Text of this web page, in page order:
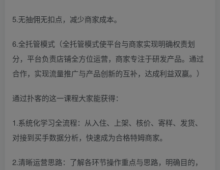
5.无抽佣无扣点，减少商家成本。
6.全托管模式（全托管模式使平台与商家实现明确权责划
分，平台负责店铺全方位运营，商家专注于研发产品。通过
合作，实现流量推广与产品创新的互补，达成利益双赢。）
通过扑客的这一课程大家能获得：
1.系统化学习全流程：从入住、上架、核价、寄样、发货、
对接到买手数据分析，快速成为合格特姆商家。
2.清晰运营思路：了解各环节操作重点与思路，明确目的，